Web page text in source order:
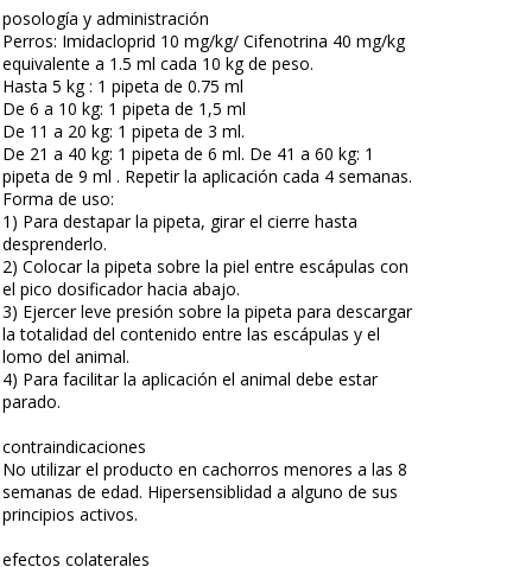
posología y administración
Perros: Imidacloprid 10 mg/kg/ Cifenotrina 40 mg/kg
equivalente a 1.5 ml cada 10 kg de peso.
Hasta 5 kg : 1 pipeta de 0.75 ml
De 6 a 10 kg: 1 pipeta de 1,5 ml
De 11 a 20 kg: 1 pipeta de 3 ml.
De 21 a 40 kg: 1 pipeta de 6 ml. De 41 a 60 kg: 1
pipeta de 9 ml . Repetir la aplicación cada 4 semanas.
Forma de uso:
1) Para destapar la pipeta, girar el cierre hasta
desprenderlo.
2) Colocar la pipeta sobre la piel entre escápulas con
el pico dosificador hacia abajo.
3) Ejercer leve presión sobre la pipeta para descargar
la totalidad del contenido entre las escápulas y el
lomo del animal.
4) Para facilitar la aplicación el animal debe estar
parado.
contraindicaciones
No utilizar el producto en cachorros menores a las 8
semanas de edad. Hipersensiblidad a alguno de sus
principios activos.
efectos colaterales